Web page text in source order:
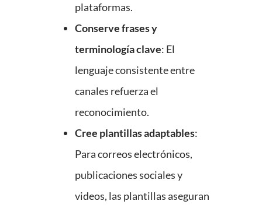
plataformas.
Conserve frases y
terminología clave: El
lenguaje consistente entre
canales refuerza el
reconocimiento.
Cree plantillas adaptables:
Para correos electrónicos,
publicaciones sociales y
videos, las plantillas aseguran